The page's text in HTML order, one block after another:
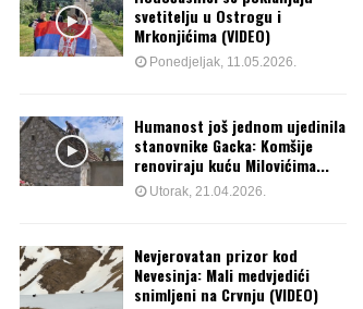
svetitelju u Ostrogu i
Mrkonjićima (VIDEO)
Ponedjeljak, 11.05.2026.
Humanost još jednom ujedinila
stanovnike Gacka: Komšije
renoviraju kuću Milovićima...
Utorak, 21.04.2026.
Nevjerovatan prizor kod
Nevesinja: Mali medvjedići
snimljeni na Crvnju (VIDEO)